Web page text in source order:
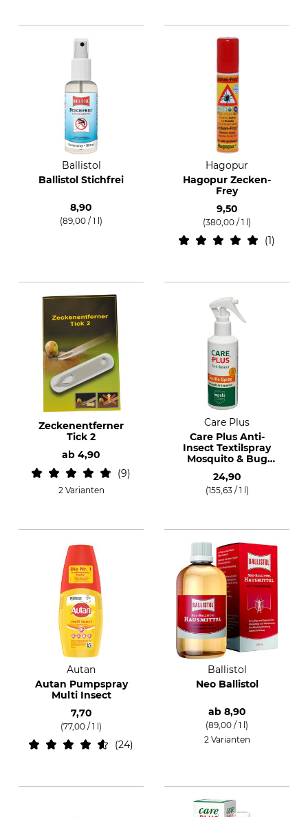
Ballistol
Ballistol Stichfrei
8,90
(89,00 / 1 l)
Hagopur
Hagopur Zecken-
Frey
9,50
(380,00 / 1 l)
1
Zeckenentferner
Tick 2
ab 4,90
9
2 Varianten
Care Plus
Care Plus Anti-
Insect Textilspray
Mosquito & Bug
24,90
(155,63 / 1 l)
Autan
Autan Pumpspray
Multi Insect
7,70
(77,00 / 1 l)
24
Ballistol
Neo Ballistol
ab 8,90
(89,00 / 1 l)
2 Varianten